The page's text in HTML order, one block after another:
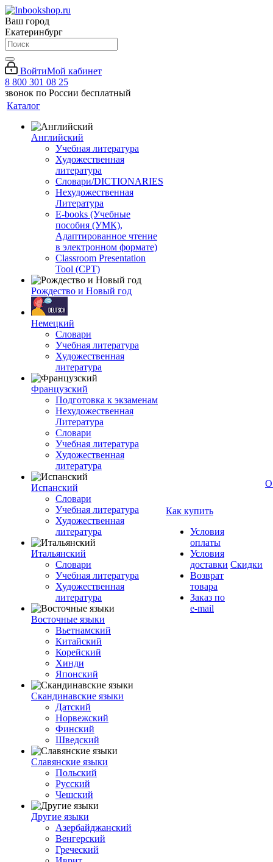
Ваш город
Екатеринбург
ВойтиМой кабинет
8 800 301 08 25
звонок по России бесплатный
Каталог
Английский
Учебная литература
Художественная
литература
Словари/DICTIONARIES
Нехудожественная
Литература
E-books (Учебные
пособия (УМК),
Адаптированное чтение
в электронном формате)
Classroom Presentation
Tool (CPT)
Рождество и Новый год
Немецкий
Словари
Учебная литература
Художественная
литература
Французский
Подготовка к экзаменам
Нехудожественная
Литература
Словари
Учебная литература
Художественная
литература
Испанский
Словари
Учебная литература
Художественная
литература
Итальянский
Словари
Учебная литература
Художественная
литература
Восточные языки
Вьетнамский
Китайский
Корейский
Хинди
Японский
Скандинавские языки
Датский
Норвежский
Финский
Шведский
Славянские языки
Польский
Русский
Чешский
Другие языки
Азербайджанский
Венгерский
Греческий
Как купить
Условия
оплаты
Условия
доставки
Возврат
товара
Заказ по
e-mail
Скидки
О